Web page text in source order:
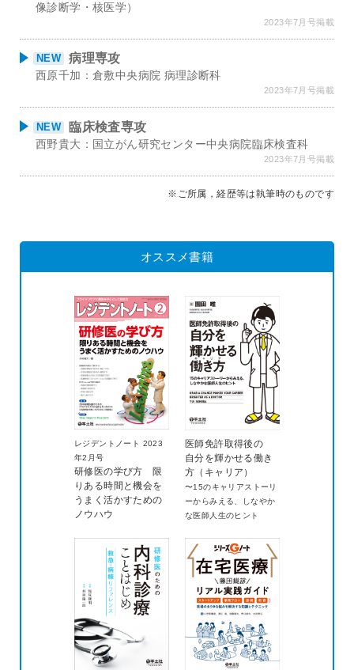
像診断学・核医学）
2023年7月号掲載
NEW 病理専攻
西原千加：倉敷中央病院 病理診断科
2023年7月号掲載
NEW 臨床検査専攻
西野貴大：国立がん研究センター中央病院臨床検査科
2023年7月号掲載
※ご所属，経歴等は執筆時のものです
レジデントノート 2023
年2月号
研修医の学び方 限
りある時間と機会を
うまく活かすための
ノウハウ
医師免許取得後の
自分を輝かせる働き
方（キャリア）
〜15のキャリアストーリ
ーからみえる、しなやか
な医師人生のヒント